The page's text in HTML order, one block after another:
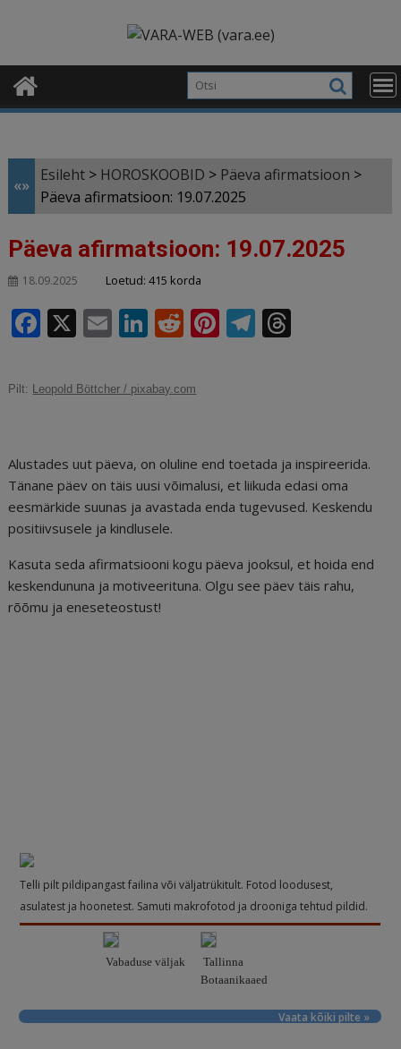
«»
Esileht > HOROSKOOBID > Päeva afirmatsioon >
Päeva afirmatsioon: 19.07.2025
Päeva afirmatsioon: 19.07.2025
18.09.2025 Loetud: 415 korda
F
c
e
o
o
k
X E
ai
Li
k
e
n
R
d
Pi
st
T
m d
s
Pilt: Leopold Böttcher / pixabay.com
Alustades uut päeva, on oluline end toetada ja inspireerida.
Tänane päev on täis uusi võimalusi, et liikuda edasi oma
eesmärkide suunas ja avastada enda tugevused. Keskendu
positiivsusele ja kindlusele.
Kasuta seda afirmatsiooni kogu päeva jooksul, et hoida end
keskendununa ja motiveerituna. Olgu see päev täis rahu,
rõõmu ja eneseteostust!
Telli pilt pildipangast failina või väljatrükitult. Fotod loodusest,
asulatest ja hoonetest. Samuti makrofotod ja drooniga tehtud pildid.
Vabaduse väljak
Tallinna
Botaanikaaed
Vaata kõiki pilte »